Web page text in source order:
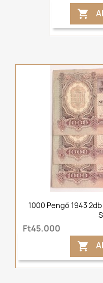

1000 Pengő 1943
Ft45,000
